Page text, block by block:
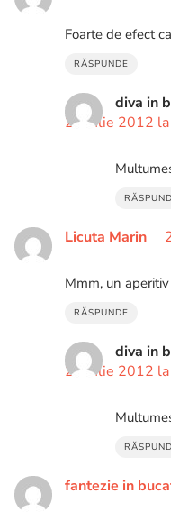
Foarte de efect
RĂSPUNDE
diva in
29 iulie 2012
Licuta Marin
Mmm, un
RĂSPUNDE
diva in
29 iulie 2012
fantezie in